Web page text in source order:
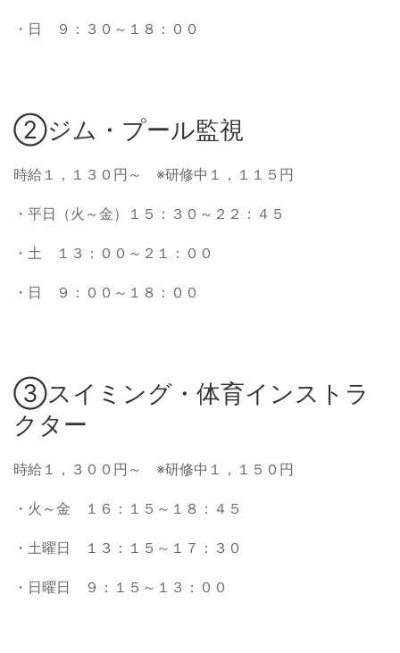
・日 ９：３０～１８：００
②ジム・プール監視
時給１，１３０円～ ※研修中１，１１５円
・平日（火～金）１５：３０～２２：４５
・土 １３：００～２１：００
・日 ９：００～１８：００
③スイミング・体育インストラ
クター
時給１，３００円～ ※研修中１，１５０円
・火～金 １６：１５～１８：４５
・土曜日 １３：１５～１７：３０
・日曜日 ９：１５～１３：００